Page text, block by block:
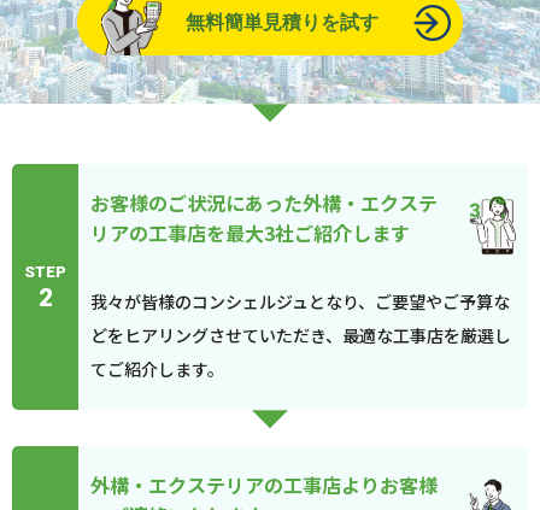
無料簡単見積りを試す
STEP
2
お客様のご状況にあった外構・エクステ
リアの工事店を最大3社ご紹介します
我々が皆様のコンシェルジュとなり、ご要望やご予算な
どをヒアリングさせていただき、最適な工事店を厳選し
てご紹介します。
外構・エクステリアの工事店よりお客様